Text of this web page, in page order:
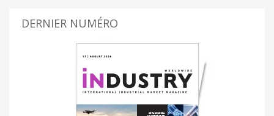
DERNIER NUMÉRO